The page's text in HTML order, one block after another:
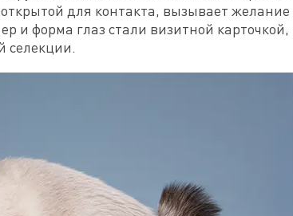
для контакта, вызывает желание
и форма глаз стали визитной карточкой,
селекции.